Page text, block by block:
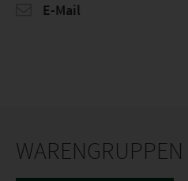
E-Mail
WARENGRUPPEN